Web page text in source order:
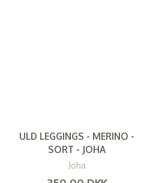
ULD LEGGINGS - MERINO -
SORT - JOHA
Joha